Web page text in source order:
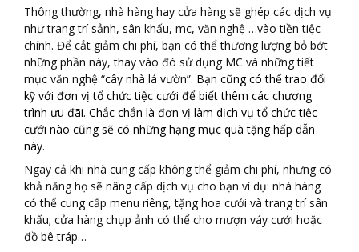
Thông thường, nhà hàng hay cửa hàng sẽ ghép các dịch vụ
như trang trí sảnh, sân khấu, mc, văn nghệ …vào tiền tiệc
chính. Để cắt giảm chi phí, bạn có thể thương lượng bỏ bớt
những phần này, thay vào đó sử dụng MC và những tiết
mục văn nghệ “cây nhà lá vườn”. Bạn cũng có thể trao đổi
kỹ với đơn vị tổ chức tiệc cưới để biết thêm các chương
trình ưu đãi. Chắc chắn là đơn vị làm dịch vụ tổ chức tiệc
cưới nào cũng sẽ có những hạng mục quà tặng hấp dẫn
này.
Ngay cả khi nhà cung cấp không thể giảm chi phí, nhưng có
khả năng họ sẽ nâng cấp dịch vụ cho bạn ví dụ: nhà hàng
có thể cung cấp menu riêng, tặng hoa cưới và trang trí sân
khấu; cửa hàng chụp ảnh có thể cho mượn váy cưới hoặc
đồ bê tráp…